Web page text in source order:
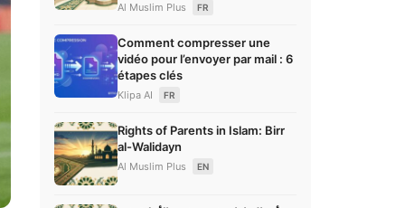
Al Muslim Plus FR
Comment compresser une
vidéo pour l’envoyer par mail : 6
étapes clés
Klipa AI FR
Rights of Parents in Islam: Birr
al-Walidayn
Al Muslim Plus EN